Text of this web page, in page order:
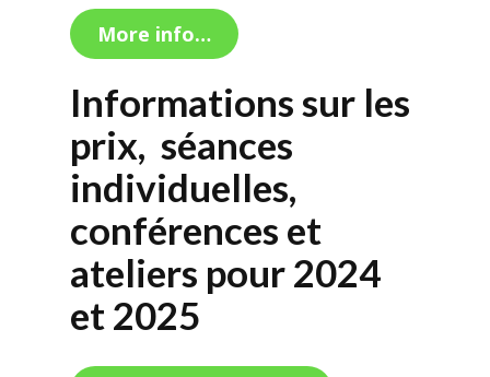
More info…
Informations sur les
prix, séances
individuelles,
conférences et
ateliers pour 2024
et 2025